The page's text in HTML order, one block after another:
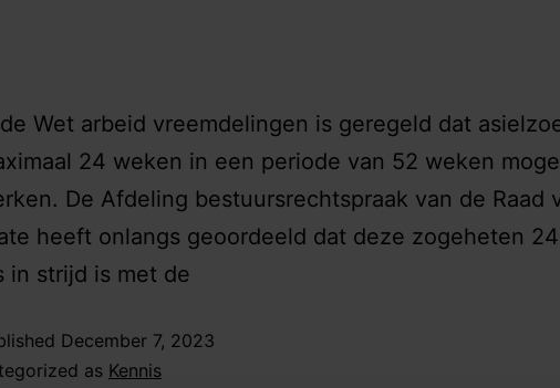
Wet arbeid vreemdelingen is geregeld dat
24 weken in een periode van 52 weken
De Afdeling bestuursrechtspraak van de Raad
heeft onlangs geoordeeld dat deze zogeheten
in strijd is met de
December 7, 2023
as Kennis